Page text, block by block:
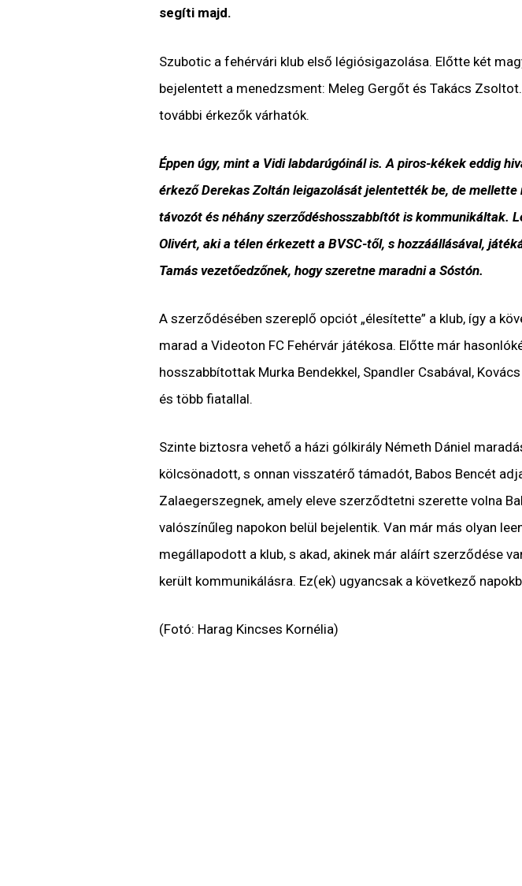
segíti majd.
Szubotic a fehérvári klub első légiósigazolása. Előtte két
bejelentett a menedzsment: Meleg Gergőt és Takács
további érkezők várhatók.
Éppen úgy, mint a Vidi labdarúgóinál is. A piros-kékek eddig
érkező Derekas Zoltán leigazolását jelentették be, de
távozót és néhány szerződéshosszabbítót is kommunikáltak.
Olivért, aki a télen érkezett a BVSC-től, s hozzáállásával,
Tamás vezetőedzőnek, hogy szeretne maradni a Sóstón.
A szerződésében szereplő opciót „élesítette” a klub, így a
marad a Videoton FC Fehérvár játékosa. Előtte már
hosszabbítottak Murka Bendekkel, Spandler Csabával,
és több fiatallal.
Szinte biztosra vehető a házi gólkirály Németh Dániel
kölcsönadott, s onnan visszatérő támadót, Babos Bencét
Zalaegerszegnek, amely eleve szerződtetni szerette volna
valószínűleg napokon belül bejelentik. Van már más olyan
megállapodott a klub, s akad, akinek már aláírt szerződése
került kommunikálásra. Ez(ek) ugyancsak a következő
(Fotó: Harag Kincses Kornélia)